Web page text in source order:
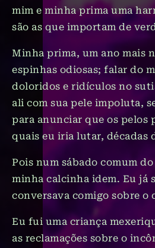
mim e minha prima uma
são as que importam de
Minha prima, um ano mais
espinhas odiosas; falar do
doloridos e ridículos no
ali com sua pele impoluta,
para anunciar que os pelos
quais eu iria lutar, décadas
Pois num sábado comum
minha calcinha idem. Eu já
conversava comigo sobre o
Eu fui uma criança
as reclamações sobre o